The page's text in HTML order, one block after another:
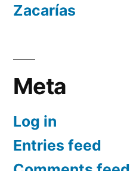
Zacarías
Meta
Log in
Entries feed